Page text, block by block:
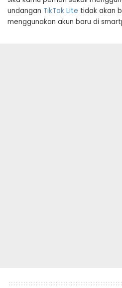
undangan TikTok Lite tidak akan
menggunakan akun baru di